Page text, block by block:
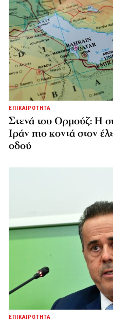
ΕΠΙΚΑΙΡΟΤΗΤΑ
Στενά του Ορμούζ: Η
Ιράν πιο κοντά στον
οδού
ΕΠΙΚΑΙΡΟΤΗΤΑ